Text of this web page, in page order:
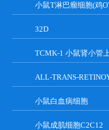
32D
小鼠白血病细胞
小鼠成肌细胞C2C12